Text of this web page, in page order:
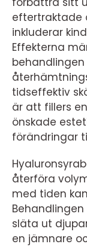
eftertraktade
inkluderar
Effekterna
tidseffektiv
är att fillers
önskade
förändringar
återföra
med tiden
släta ut
en jämnare